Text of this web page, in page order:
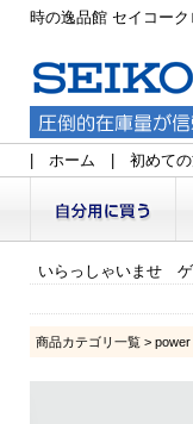
時の逸品館 セイコー
ホーム 初めて
いらっしゃいませ
商品カテゴリ一覧 >